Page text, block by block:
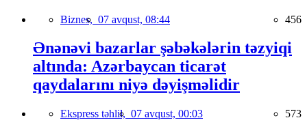
Biznes, 07 avqust, 08:44 456
Ənənəvi bazarlar şəbəkələrin təzyiqi
altında: Azərbaycan ticarət
qaydalarını niyə dəyişməlidir
Ekspress təhlil, 07 avqust, 00:03 573